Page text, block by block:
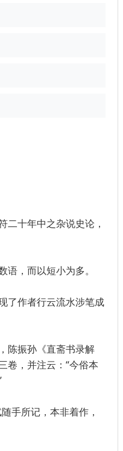
二十年中之杂说史论，
，而以短小为多。
了作者行云流水涉笔成
陈振孙《直斋书录解
卷，并注云：“今俗本
手所记，本非着作，